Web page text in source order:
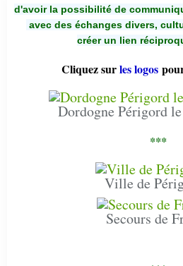
d'avoir la possibilité de
avec des échanges divers,
créer un lien
Cliquez surles logos
Dordogne Périgord
***
Ville de
Secours de